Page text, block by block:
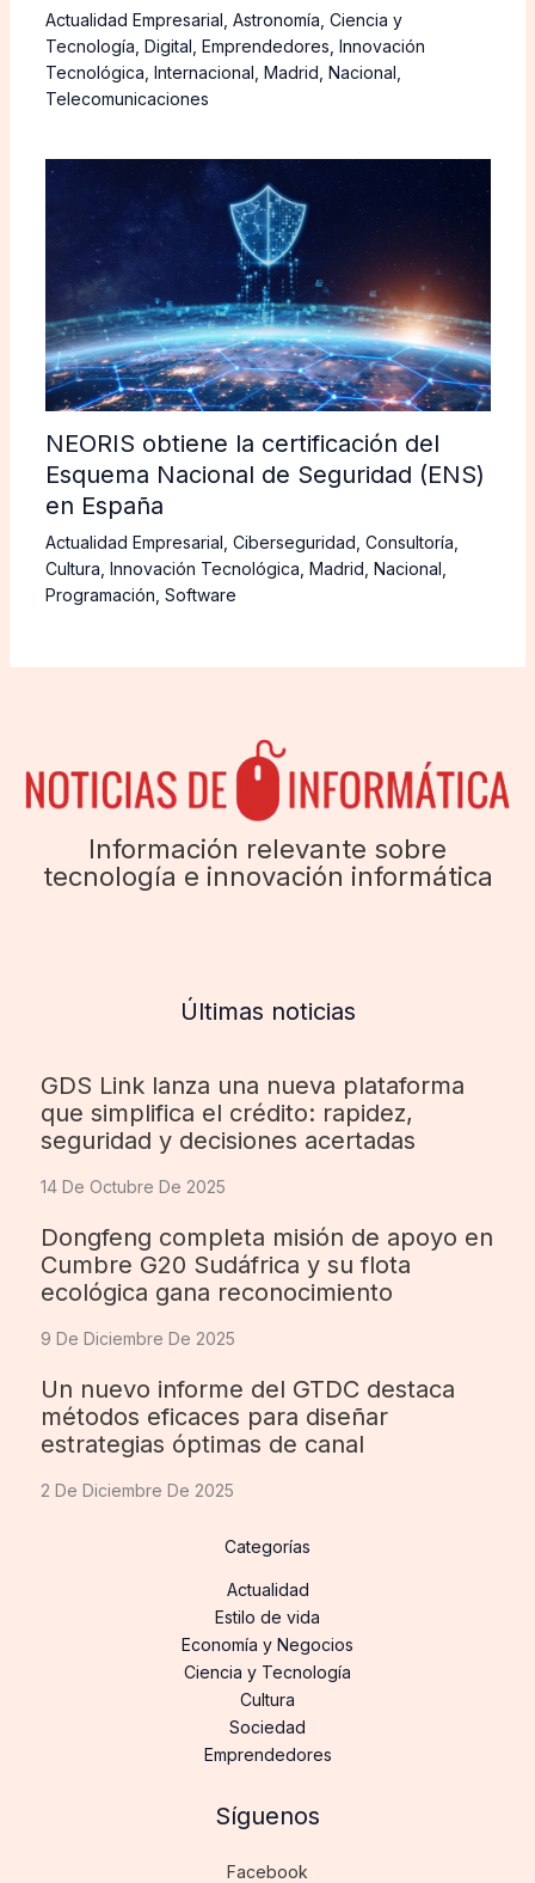
Actualidad Empresarial Astronomía Ciencia y
Tecnología Digital Emprendedores Innovación
Tecnológica Internacional Madrid Nacional
Telecomunicaciones
NEORIS obtiene la certificación del
Esquema Nacional de Seguridad (ENS)
en España
Actualidad Empresarial Ciberseguridad Consultoría
Cultura Innovación Tecnológica Madrid Nacional
Programación Software
Información relevante sobre
tecnología e innovación informática
Últimas noticias
GDS Link lanza una nueva plataforma
que simplifica el crédito: rapidez,
seguridad y decisiones acertadas
14 De Octubre De 2025
Dongfeng completa misión de apoyo en
Cumbre G20 Sudáfrica y su flota
ecológica gana reconocimiento
9 De Diciembre De 2025
Un nuevo informe del GTDC destaca
métodos eficaces para diseñar
estrategias óptimas de canal
2 De Diciembre De 2025
Categorías
Actualidad
Estilo de vida
Economía y Negocios
Ciencia y Tecnología
Cultura
Sociedad
Emprendedores
Síguenos
Facebook